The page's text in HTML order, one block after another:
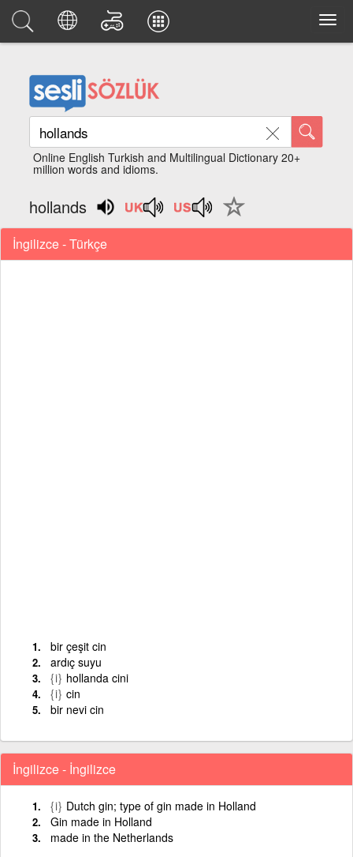
Online English Turkish and Multilingual Dictionary 20+
million words and idioms.
hollands
İngilizce - Türkçe
bir çeşit cin
ardıç suyu
{i} hollanda cini
{i} cin
bir nevi cin
İngilizce - İngilizce
{i} Dutch gin; type of gin made in Holland
Gin made in Holland
made in the Netherlands